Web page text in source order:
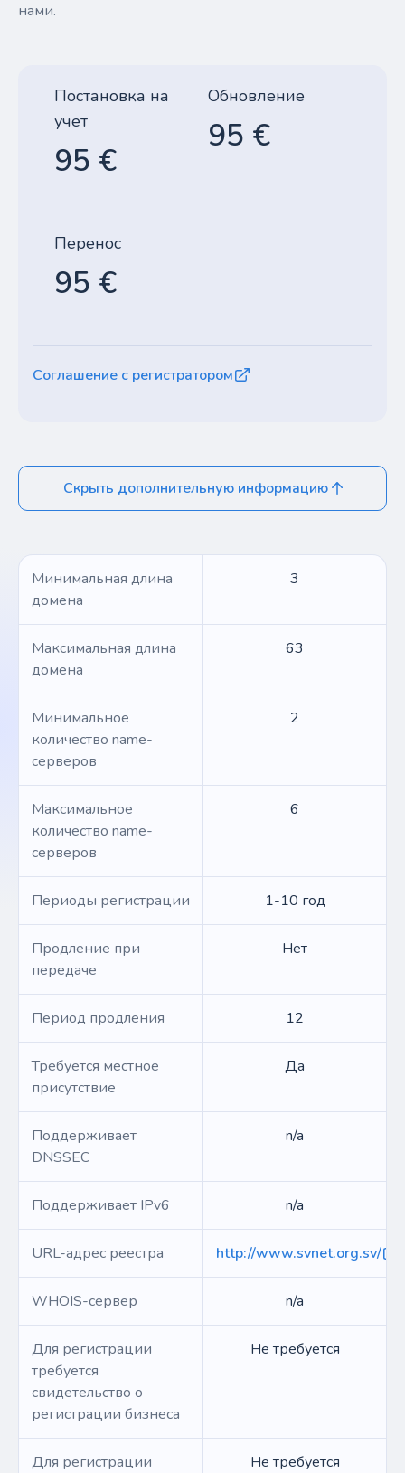
нами.
Постановка на
учет
95 €
Обновление
95 €
Перенос
95 €
Соглашение с регистратором
Скрыть дополнительную информацию
Минимальная длина
домена
3
Максимальная длина
домена
63
Минимальное
количество name-
серверов
2
Максимальное
количество name-
серверов
6
Периоды регистрации 1-10 год
Продление при
передаче
Нет
Период продления 12
Требуется местное
присутствие
Да
Поддерживает
DNSSEC
n/a
Поддерживает IPv6 n/a
URL-адрес реестра http://www.svnet.org.sv/
WHOIS-сервер n/a
Для регистрации
требуется
свидетельство о
регистрации бизнеса
Не требуется
Для регистрации
Не требуется